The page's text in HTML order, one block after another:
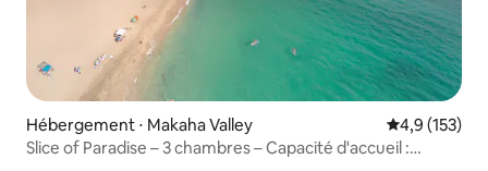
Hébergement ⋅ Makaha Valley Évaluation
4,9 (153)
Slice of Paradise – 3 chambres – Capacité d'accueil :